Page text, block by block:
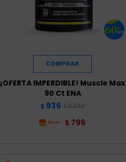
¡OFERTA IMPERDIBLE! Muscle Max
90 Ct ENA
$ 936 $ 2.340
$ 796